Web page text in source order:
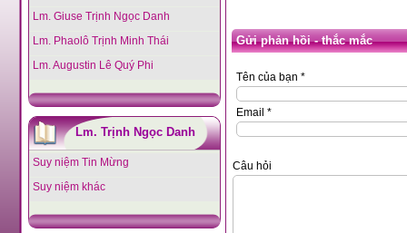
Lm. Giuse Trịnh Ngọc Danh
Lm. Phaolô Trịnh Minh Thái
Lm. Augustin Lê Quý Phi
Lm. Trịnh Ngọc Danh
Suy niệm Tin Mừng
Suy niệm khác
Gửi phản hồi - thắc mắc
Tên của bạn *
Email *
Câu hỏi